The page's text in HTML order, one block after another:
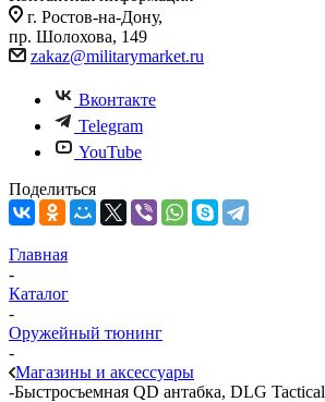
г. Ростов-на-Дону,
пр. Шолохова, 149
zakaz@militarymarket.ru
Вконтакте
Telegram
YouTube
Поделиться
Главная
-
Каталог
-
Оружейный тюнинг
-
Магазины и аксессуары
-Быстросъемная QD антабка, DLG Tactical